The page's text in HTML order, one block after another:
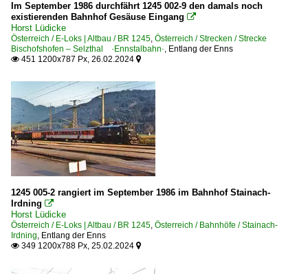
Im September 1986 durchfährt 1245 002-9 den damals noch
existierenden Bahnhof Gesäuse Eingang 
Horst Lüdicke
Österreich / E-Loks | Altbau / BR 1245, Österreich / Strecken / Strecke
Bischofshofen – Selzthal ·Ennstalbahn·, Entlang der Enns
 451 1200x787 Px, 26.02.2024 
1245 005-2 rangiert im September 1986 im Bahnhof Stainach-
Irdning 
Horst Lüdicke
Österreich / E-Loks | Altbau / BR 1245, Österreich / Bahnhöfe / Stainach-
Irdning, Entlang der Enns
 349 1200x788 Px, 25.02.2024 